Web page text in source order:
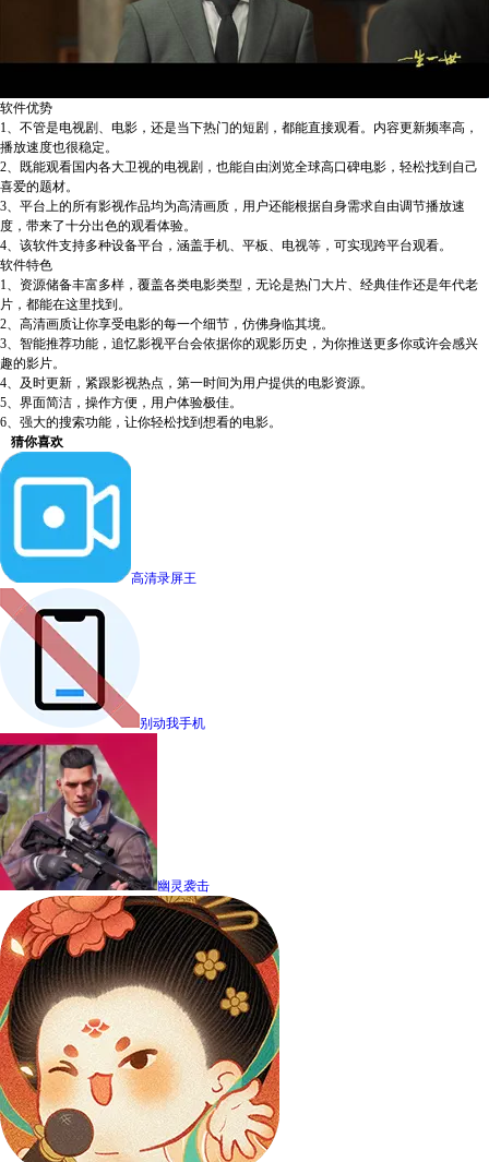
软件优势
1、不管是电视剧、电影，还是当下热门的短剧，都能直接观看。内容更新频率高，
播放速度也很稳定。
2、既能观看国内各大卫视的电视剧，也能自由浏览全球高口碑电影，轻松找到自己
喜爱的题材。
3、平台上的所有影视作品均为高清画质，用户还能根据自身需求自由调节播放速
度，带来了十分出色的观看体验。
4、该软件支持多种设备平台，涵盖手机、平板、电视等，可实现跨平台观看。
软件特色
1、资源储备丰富多样，覆盖各类电影类型，无论是热门大片、经典佳作还是年代老
片，都能在这里找到。
2、高清画质让你享受电影的每一个细节，仿佛身临其境。
3、智能推荐功能，追忆影视平台会依据你的观影历史，为你推送更多你或许会感兴
趣的影片。
4、及时更新，紧跟影视热点，第一时间为用户提供的电影资源。
5、界面简洁，操作方便，用户体验极佳。
6、强大的搜索功能，让你轻松找到想看的电影。
猜你喜欢
高清录屏王
别动我手机
幽灵袭击